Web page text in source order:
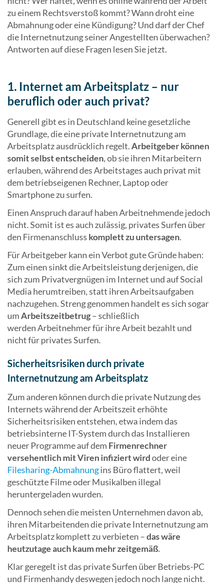
zu einem Rechtsverstoß kommt? Wann droht eine
Abmahnung oder eine Kündigung? Und darf der Chef
die Internetnutzung seiner Angestellten überwachen?
Antworten auf diese Fragen lesen Sie jetzt.
1. Internet am Arbeitsplatz – nur
beruflich oder auch privat?
Generell gibt es in Deutschland keine gesetzliche
Grundlage, die eine private Internetnutzung am
Arbeitsplatz ausdrücklich regelt.Arbeitgeber können
somit selbst entscheiden, ob sie ihren Mitarbeitern
erlauben, während des Arbeitstages auch privat mit
dem betriebseigenen Rechner, Laptop oder
Smartphone zu surfen.
Einen Anspruch darauf haben Arbeitnehmende jedoch
nicht. Somit ist es auch zulässig, privates Surfen über
den Firmenanschluss komplett zu untersagen.
Für Arbeitgeber kann ein Verbot gute Gründe haben:
Zum einen sinkt die Arbeitsleistung derjenigen, die
sich zum Privatvergnügen im Internet und auf Social
Media herumtreiben, statt ihren Arbeitsaufgaben
nachzugehen. Streng genommen handelt es sich sogar
umArbeitszeitbetrug– schließlich
werden Arbeitnehmer für ihre Arbeit bezahlt und
nicht für privates Surfen.
Sicherheitsrisiken durch private
Internetnutzung am Arbeitsplatz
Zum anderen können durch die private Nutzung des
Internets während der Arbeitszeit erhöhte
Sicherheitsrisiken entstehen, etwa indem das
betriebsinterne IT-System durch das Installieren
neuer Programme auf dem Firmenrechner
versehentlich mit Viren infiziert wirdoder eine
Filesharing-Abmahnungins Büro flattert, weil
geschützte Filme oder Musikalben illegal
heruntergeladen wurden.
Dennoch sehen die meisten Unternehmen davon ab,
ihren Mitarbeitenden die private Internetnutzung am
Arbeitsplatz komplett zu verbieten –das wäre
heutzutage auch kaum mehr zeitgemäß.
Klar geregelt ist das private Surfen über Betriebs-PC
und Firmenhandy deswegen jedoch noch lange nicht.